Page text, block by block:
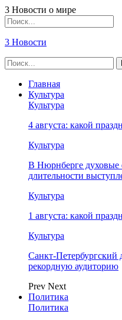
3 Новости о мире
3 Новости
Главная
Культура
Культура
4 августа: какой
Культура
В Нюрнберге духовые
длительности
Культура
1 августа: какой
Культура
Санкт-Петербургский
рекордную аудиторию
Prev Next
Политика
Политика